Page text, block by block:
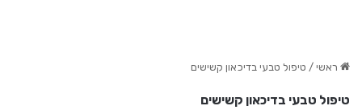
ראשי / טיפול טבעי בדיכאון קשישים
טיפול טבעי בדיכאון קשישים